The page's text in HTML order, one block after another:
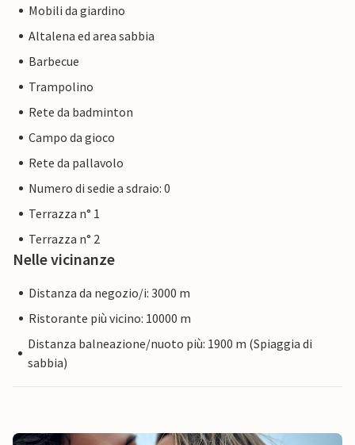
Mobili da giardino
Altalena ed area sabbia
Barbecue
Trampolino
Rete da badminton
Campo da gioco
Rete da pallavolo
Numero di sedie a sdraio: 0
Terrazza n° 1
Terrazza n° 2
Nelle vicinanze
Distanza da negozio/i: 3000 m
Ristorante più vicino: 10000 m
Distanza balneazione/nuoto più: 1900 m (Spiaggia di
sabbia)